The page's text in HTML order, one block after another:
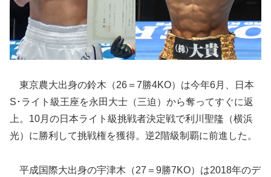
東京農大出身の鈴木（26＝7勝4KO）は今年6月、日本
S･ライト級王座を永田大士（三迫）から奪ってすぐに返
上。10月の日本ライト級挑戦者決定戦で利川聖隆（横浜
光）に勝利して挑戦権を獲得。逆2階級制覇に前進した。
平成国際大出身の宇津木（27＝9勝7KO）は2018年のデ